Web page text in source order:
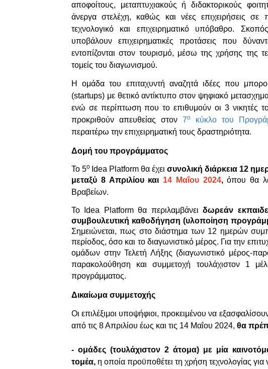
αποφοίτους, μεταπτυχιακούς ή διδακτορικούς
άνεργα στελέχη, καθώς και νέες επιχειρήσεις
τεχνολογικό και επιχειρηματικό υπόβαθρο.
υποβάλουν επιχειρηματικές προτάσεις που
εντοπίζονται στον τουρισμό, μέσω της χρήσης της
τομείς του διαγωνισμού.
Η ομάδα του επιταχυντή αναζητά ιδέες που
(startups) με θετικό αντίκτυπο στον ψηφιακό
ενώ σε περίπτωση που το επιθυμούν οι 3 νικητές
προκριθούν απευθείας στον 7οκύκλο του
περαιτέρω την επιχειρηματική τους δραστηριότητα.
Δομή του προγράμματος
To 5ο Idea Platform θα έχεισυνολική διάρκεια 12
μεταξύ 8 Απριλίου και 14 Μαΐου 2024,όπου θα
Βραβείων.
Το Idea Platformθα περιλαμβάνειδωρεάν
συμβουλευτική καθοδήγηση (υλοποίηση
Σημειώνεται, πως στο διάστημα των 12 ημερών
περίοδος, όσο και το διαγωνιστικό μέρος. Για την
ομάδων στην Τελετή Λήξης (διαγωνιστικό μέρος-
παρακολούθηση και συμμετοχή τουλάχιστον 1
προγράμματος.
Δικαίωμα συμμετοχής
Oι επιλέξιμοι υποψήφιοι, προκειμένου να
από τις 8 Απριλίου έως και τις 14 Μαΐου 2024, θα
- ομάδες (τουλάχιστον 2 άτομα) με μία
τομέα, η οποία προϋποθέτει τη χρήση τεχνολογίας για